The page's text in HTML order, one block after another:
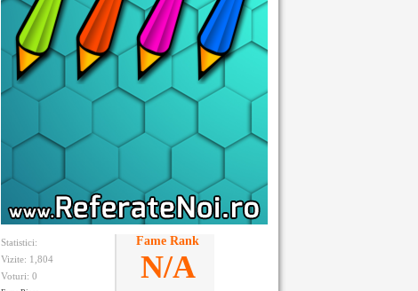
Statistici:
Vizite: 1,804
Voturi: 0
Fame Rank
N/A